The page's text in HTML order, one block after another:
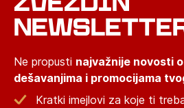
Ne propusti najvažnije novosti
dešavanjima i promocijama
Kratki imejlovi za koje ti